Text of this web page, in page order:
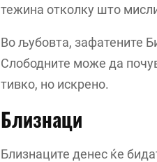
тежина отколку што
Во љубовта, зафатените
Слободните може да
тивко, но искрено.
Близнаци
Близнаците денес ќе